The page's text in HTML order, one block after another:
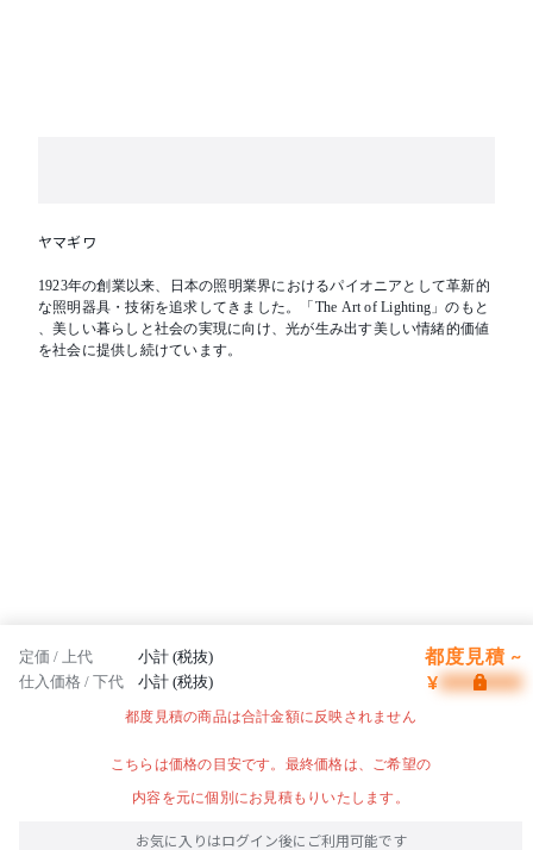
消費電力：32W(Z6201+Z6202使用時)
インバーター：Z6201+Z6202 PWM・DALI・DMX-512A調光
調光範囲：0.1-100%
ヤマギワ
1923年の創業以来、日本の照明業界におけるパイオニアとして革新的
な照明器具・技術を追求してきました。「The Art of Lighting」のもと
、美しい暮らしと社会の実現に向け、光が生み出す美しい情緒的価値
を社会に提供し続けています。
定価 / 上代 小計 (税抜) 都度見積 ~
仕入価格 / 下代 小計 (税抜) ¥
都度見積の商品は合計金額に反映されません
こちらは価格の目安です。最終価格は、ご希望の
内容を元に個別にお見積もりいたします。
お気に入りはログイン後にご利用可能です